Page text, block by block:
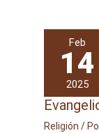
Feb
14
2025
Cómo
Religión /